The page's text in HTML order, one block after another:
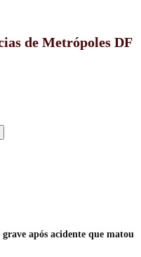
de Metrópoles DF
após acidente que matou